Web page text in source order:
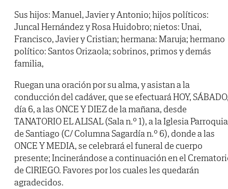
Sus hijos: Manuel, Javier y Antonio; hijos políticos:
Juncal Hernández y Rosa Huidobro; nietos: Unai,
Francisco, Javier y Cristian; hermana: Maruja; hermano
político: Santos Orizaola; sobrinos, primos y demás
familia,
Ruegan una oración por su alma, y asistan a la
conducción del cadáver, que se efectuará HOY,
día 6, a las ONCE Y DIEZ de la mañana, desde
TANATORIO EL ALISAL (Sala n.º 1), a la Iglesia
de Santiago (C/ Columna Sagardía n.º 6), donde a las
ONCE Y MEDIA, se celebrará el funeral de cuerpo
presente; Incinerándose a continuación en el
de ClRIEGO. Favores por los cuales les quedarán
agradecidos.